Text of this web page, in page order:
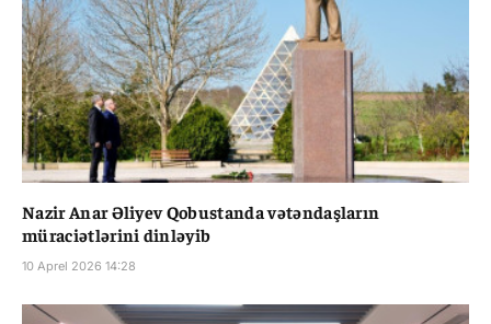
Nazir Anar Əliyev Qobustanda vətəndaşların
müraciətlərini dinləyib
10 Aprel 2026 14:28